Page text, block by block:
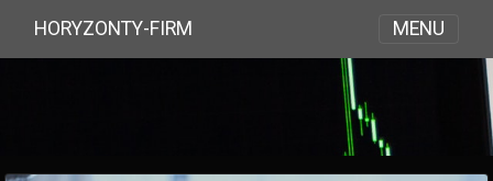
HORYZONTY-FIRM MENU